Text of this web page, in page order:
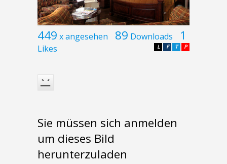
449 x angesehen 89 Downloads 1
Likes P
T
F
L
Sie müssen sich anmelden
um dieses Bild
herunterzuladen